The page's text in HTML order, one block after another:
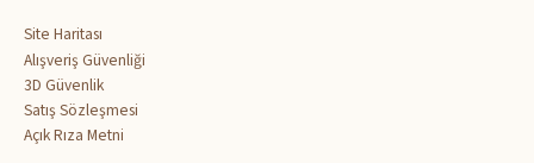
Site Haritası
Alışveriş Güvenliği
3D Güvenlik
Satış Sözleşmesi
Açık Rıza Metni